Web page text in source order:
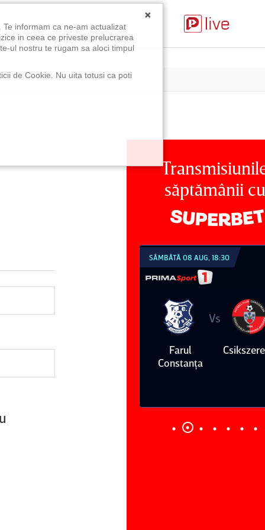
săptămânii cu
Farul
Vs
SÂMBĂTĂ 08 AUG, 21:30
Dinamo
Vs
FC
×
informam ca ne-am actualizat
in ceea ce priveste prelucrarea
ul nostru te rugam sa aloci timpul
de Cookie. Nu uita totusi ca poti